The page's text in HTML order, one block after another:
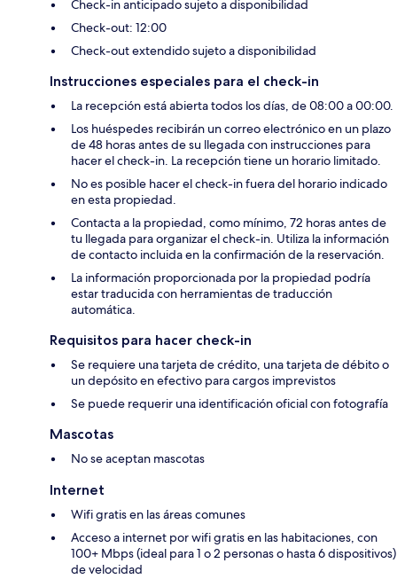
Check-in anticipado sujeto a disponibilidad
Check-out: 12:00
Check-out extendido sujeto a disponibilidad
Instrucciones especiales para el check-in
La recepción está abierta todos los días, de 08:00 a 00:00.
Los huéspedes recibirán un correo electrónico en un plazo
de 48 horas antes de su llegada con instrucciones para
hacer el check-in. La recepción tiene un horario limitado.
No es posible hacer el check-in fuera del horario indicado
en esta propiedad.
Contacta a la propiedad, como mínimo, 72 horas antes de
tu llegada para organizar el check-in. Utiliza la información
de contacto incluida en la confirmación de la reservación.
La información proporcionada por la propiedad podría
estar traducida con herramientas de traducción
automática.
Requisitos para hacer check-in
Se requiere una tarjeta de crédito, una tarjeta de débito o
un depósito en efectivo para cargos imprevistos
Se puede requerir una identificación oficial con fotografía
Mascotas
No se aceptan mascotas
Internet
Wifi gratis en las áreas comunes
Acceso a internet por wifi gratis en las habitaciones, con
100+ Mbps (ideal para 1 o 2 personas o hasta 6 dispositivos)
de velocidad